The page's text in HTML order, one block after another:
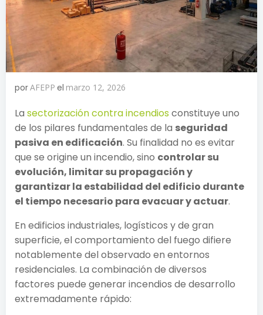
porAFEPP el marzo 12, 2026
La sectorización contra incendios constituye uno
de los pilares fundamentales de la seguridad
pasiva en edificación. Su finalidad no es evitar
que se origine un incendio, sino controlar su
evolución, limitar su propagación y
garantizar la estabilidad del edificio durante
el tiempo necesario para evacuar y actuar.
En edificios industriales, logísticos y de gran
superficie, el comportamiento del fuego difiere
notablemente del observado en entornos
residenciales. La combinación de diversos
factores puede generar incendios de desarrollo
extremadamente rápido: